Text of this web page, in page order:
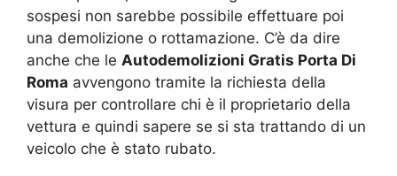
sospesi non sarebbe possibile effettuare poi
una demolizione o rottamazione. C’è da dire
anche che le Autodemolizioni Gratis Porta Di
Roma avvengono tramite la richiesta della
visura per controllare chi è il proprietario della
vettura e quindi sapere se si sta trattando di un
veicolo che è stato rubato.